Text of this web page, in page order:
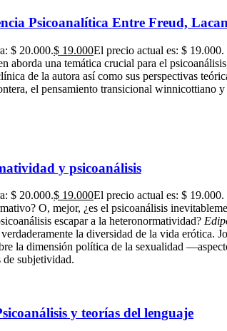
Psicoanalítica Entre Freud,
$ 20.000.$ 19.000El precio actual es: $ 19.000.
aborda una temática crucial para el
de la autora así como sus perspectivas
el pensamiento transicional winnicottiano
y psicoanálisis
$ 20.000.$ 19.000El precio actual es: $ 19.000.
O, mejor, ¿es el psicoanálisis
escapar a la heteronormatividad?
la diversidad de la vida erótica.
la dimensión política de la sexualidad
de subjetividad.
y teorías del lenguaje